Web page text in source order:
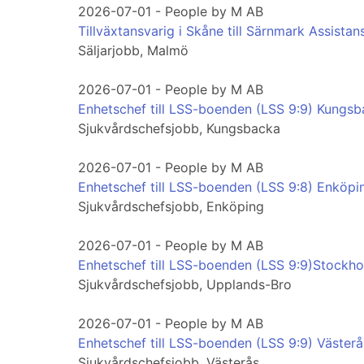
2026-07-01 - People by M AB
Tillväxtansvarig i Skåne till Särnmark
Säljarjobb, Malmö
2026-07-01 - People by M AB
Enhetschef till LSS-boenden (LSS 9:9)
Sjukvårdschefsjobb, Kungsbacka
2026-07-01 - People by M AB
Enhetschef till LSS-boenden (LSS 9:8)
Sjukvårdschefsjobb, Enköping
2026-07-01 - People by M AB
Enhetschef till LSS-boenden (LSS
Sjukvårdschefsjobb, Upplands-Bro
2026-07-01 - People by M AB
Enhetschef till LSS-boenden (LSS 9:9)